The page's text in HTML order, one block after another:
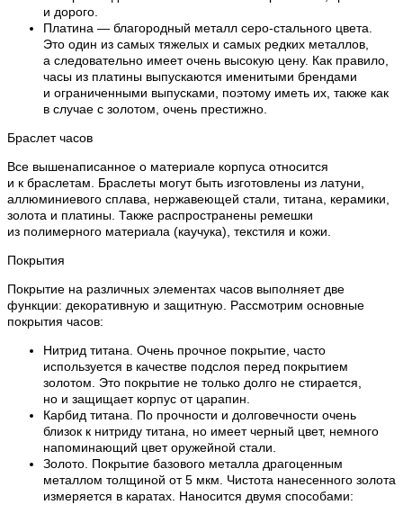
и дорого.
Платина — благородный металл серо-стального цвета.
Это один из самых тяжелых и самых редких металлов,
а следовательно имеет очень высокую цену. Как правило,
часы из платины выпускаются именитыми брендами
и ограниченными выпусками, поэтому иметь их, также как
в случае с золотом, очень престижно.
Браслет часов
Все вышенаписанное о материале корпуса относится
и к браслетам. Браслеты могут быть изготовлены из латуни,
аллюминиевого сплава, нержавеющей стали, титана, керамики,
золота и платины. Также распространены ремешки
из полимерного материала (каучука), текстиля и кожи.
Покрытия
Покрытие на различных элементах часов выполняет две
функции: декоративную и защитную. Рассмотрим основные
покрытия часов:
Нитрид титана. Очень прочное покрытие, часто
используется в качестве подслоя перед покрытием
золотом. Это покрытие не только долго не стирается,
но и защищает корпус от царапин.
Карбид титана. По прочности и долговечности очень
близок к нитриду титана, но имеет черный цвет, немного
напоминающий цвет оружейной стали.
Золото. Покрытие базового металла драгоценным
металлом толщиной от 5 мкм. Чистота нанесенного золота
измеряется в каратах. Наносится двумя способами: